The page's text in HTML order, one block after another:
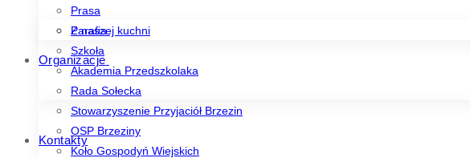
Prasa
Z naszej kuchni
Parafia
Szkoła
Akademia Przedszkolaka
Rada Sołecka
Organizacje
Stowarzyszenie Przyjaciół Brzezin
OSP Brzeziny
Koło Gospodyń Wiejskich
Kontakty